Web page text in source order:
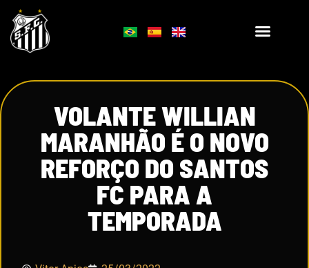
VOLANTE WILLIAN
MARANHÃO É O NOVO
REFORÇO DO SANTOS
FC PARA A
TEMPORADA